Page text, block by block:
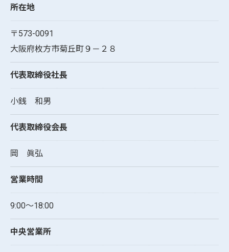
所在地
〒573-0091
大阪府枚方市菊丘町９－２８
代表取締役社長
小銭 和男
代表取締役会長
岡 眞弘
営業時間
9:00～18:00
中央営業所